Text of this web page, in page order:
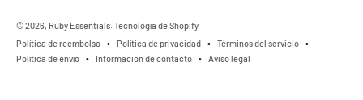
© 2026, Ruby Essentials. Tecnología de Shopify
Política de reembolso
Política de privacidad
Términos del servicio
Política de envío
Información de contacto Aviso legal